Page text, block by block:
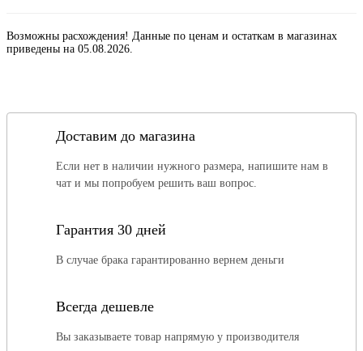
Возможны расхождения! Данные по ценам и остаткам в магазинах
приведены на 05.08.2026.
Доставим до магазина
Если нет в наличии нужного размера, напишите нам в
чат и мы попробуем решить ваш вопрос.
Гарантия 30 дней
В случае брака гарантированно вернем деньги
Всегда дешевле
Вы заказываете товар напрямую у производителя